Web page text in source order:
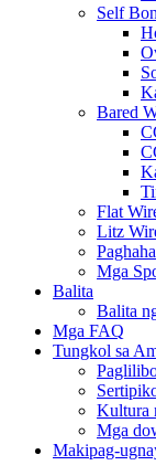
Self
Bared
Flat
Litz
Mga
Balita
Balita
Mga FAQ
Tungkol sa
Kultura
Mga
Makipag-